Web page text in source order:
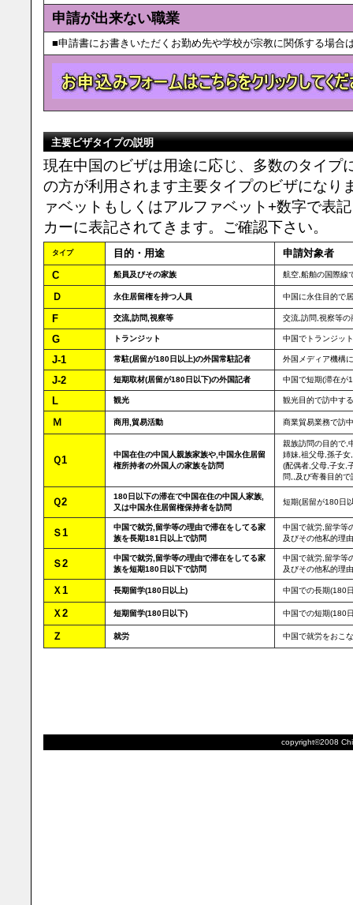
申請が出来ない職業
■申請書にお書きいただくお勤め先や学校が宗教に関係する場合
主要ビザタイプの説明
現在中国のビザは用途に応じ、多数のタイプ
の方が利用されます主要タイプのビザになり
ァベットもしくはアルファベット+数字で表
カーに表記されてきます。ご確認下さい。
タイプ 目的・用途
申請対象者
C
船員及びその家族 航空,船舶の国際線
Ｄ 永住居留権を持つ人員 中国に永住目的で
F 交流,訪問,視察等 交流,訪問,視察等
G トランジット 中国でトランジッ
J-1 常駐(居留が180日以上)の外国常駐記者 外国メディア機構
J-2 短期取材(居留が180日以下)の外国記者 中国で短期(滞在が
L 観光 観光目的で訪中す
Ｍ 商用,貿易活動 商業貿易業務で訪
Ｑ1
中国在住の中国人親族家族や,中国永住居留
権所持者の外国人の家族を訪問
親族訪問の目的で,
姉妹,祖父母,孫子
(配偶者,父母,子女,
問,,及び寄養目的で
Ｑ2
180日以下の滞在で中国在住の中国人家族,
又は中国永住居留権保持者を訪問
短期(居留が180日
Ｓ1
中国で就労,留学等の理由で滞在をしてる家
族を長期181日以上で訪問
中国で就労,留学等
及びその他私的理
Ｓ2
中国で就労,留学等の理由で滞在をしてる家
族を短期180日以下で訪問
中国で就労,留学等
及びその他私的理
Ｘ1 長期留学(180日以上) 中国での長期(180
Ｘ2 短期留学(180日以下) 中国での短期(180
Ｚ 就労 中国で就労をおこ
copyright©2008